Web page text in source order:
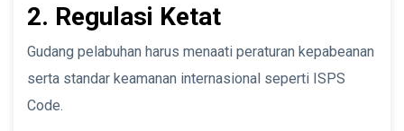
2. Regulasi Ketat
Gudang pelabuhan harus menaati peraturan kepabeanan
serta standar keamanan internasional seperti ISPS
Code.